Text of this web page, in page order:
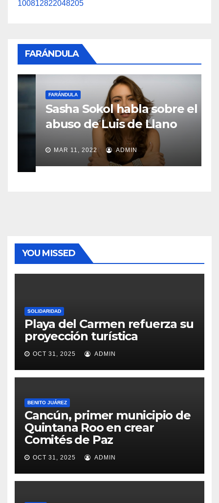
100812822048205
FARÁNDULA
FARÁNDULA
Sasha Sokol habla sobre el
abuso de Luis de Llano
MAR 11, 2022 ADMIN
YOU MISSED
SOLIDARIDAD
Playa del Carmen refuerza su
proyección turística
OCT 31, 2025 ADMIN
BENITO JUÁREZ
Cancún, primer municipio de
Quintana Roo en crear
Comités de Paz
OCT 31, 2025 ADMIN